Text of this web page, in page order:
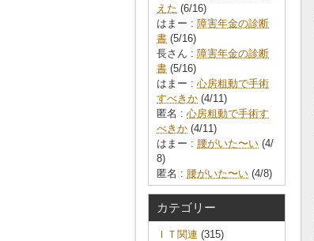
えた (6/16)
はまー : 障害年金の診断
書 (5/16)
長さん : 障害年金の診断
書 (5/16)
はまー : 心房粗動で手術
すべきか (4/11)
匿名 : 心房粗動で手術す
べきか (4/11)
はまー : 腰がいた〜い (4/
8)
匿名 : 腰がいた〜い (4/8)
カテゴリー
ＩＴ関連 (315)